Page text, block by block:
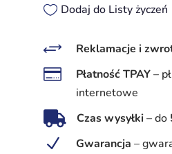
dymna,
PXM60
Dodaj do Listy życzeń
+ Reklamacje i
 Płatność TPAY–
internetowe
 Czas wysyłki–do
N Gwarancja –